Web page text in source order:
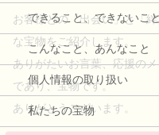
お客様との「出会い」と「
な宝物をご紹介します。
ありがたいお言葉、応援の
であり、宝物です。
ありがとうございます。
できること、できないこと
こんなこと、あんなこと
個人情報の取り扱い
私たちの宝物